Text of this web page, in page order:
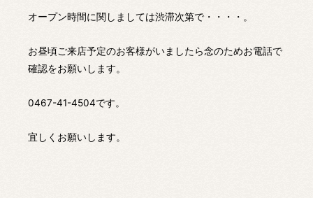
オープン時間に関しましては渋滞次第で・・・・。
お昼頃ご来店予定のお客様がいましたら念のためお電話で
確認をお願いします。
0467-41-4504です。
宜しくお願いします。